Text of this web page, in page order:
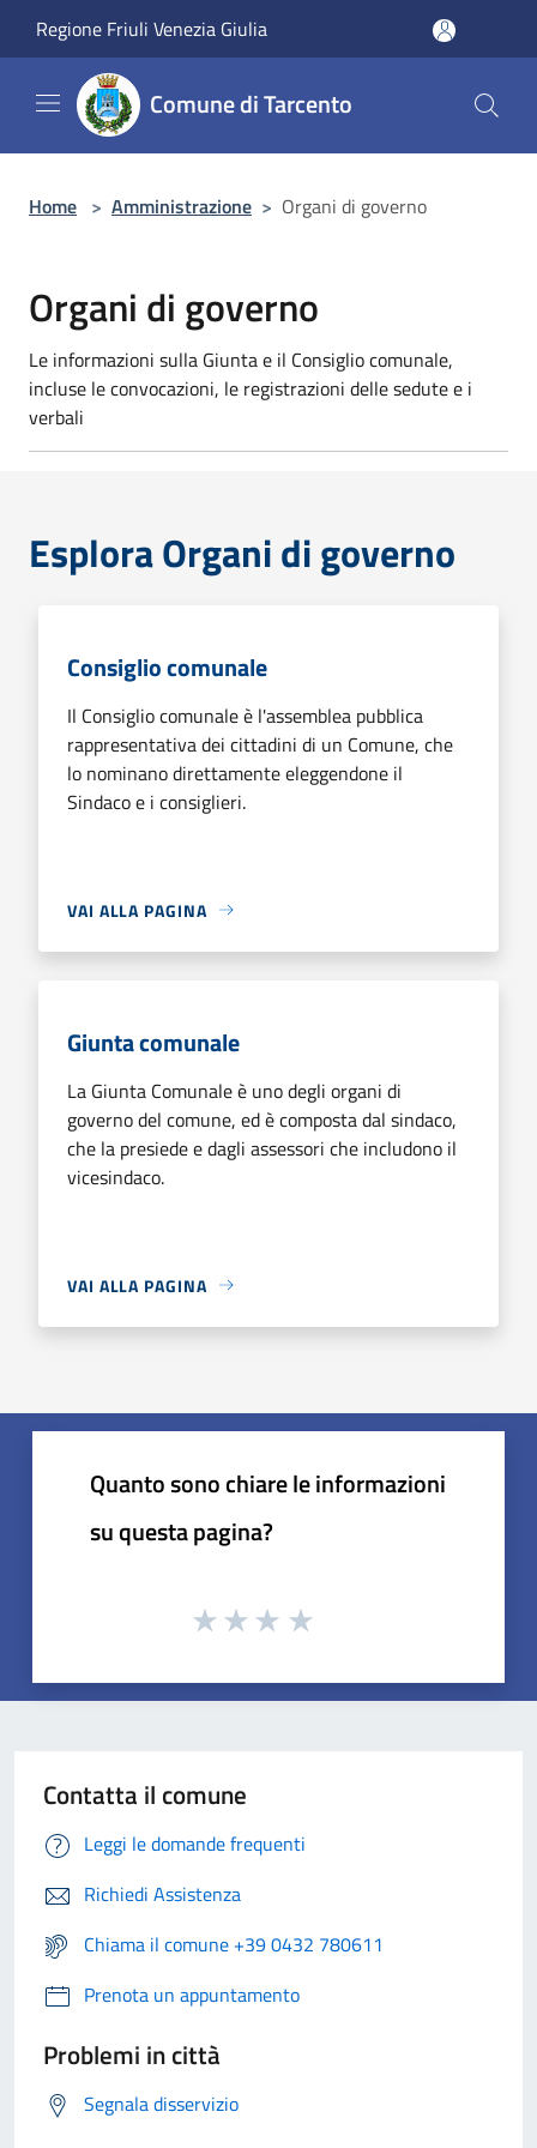
Regione Friuli Venezia Giulia
Comune di Tarcento
Home > Amministrazione > Organi di governo
Organi di governo
Le informazioni sulla Giunta e il Consiglio comunale,
incluse le convocazioni, le registrazioni delle sedute e i
verbali
Esplora Organi di governo
Consiglio comunale
Il Consiglio comunale è l'assemblea pubblica
rappresentativa dei cittadini di un Comune, che
lo nominano direttamente eleggendone il
Sindaco e i consiglieri.
VAI ALLA PAGINA
Giunta comunale
La Giunta Comunale è uno degli organi di
governo del comune, ed è composta dal sindaco,
che la presiede e dagli assessori che includono il
vicesindaco.
VAI ALLA PAGINA
Quanto sono chiare le informazioni
su questa pagina?
Contatta il comune
Leggi le domande frequenti
Richiedi Assistenza
Chiama il comune +39 0432 780611
Prenota un appuntamento
Problemi in città
Segnala disservizio